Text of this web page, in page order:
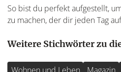
So bist du perfekt aufgestellt,
zu machen, der dir jeden Tag
Weitere Stichwörter zu